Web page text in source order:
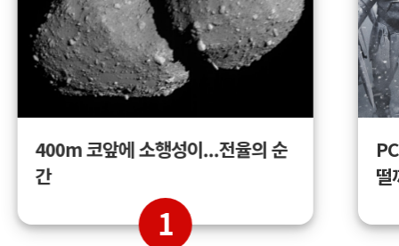
400m 코앞에 소행성이...전율의 순
간
1
떨